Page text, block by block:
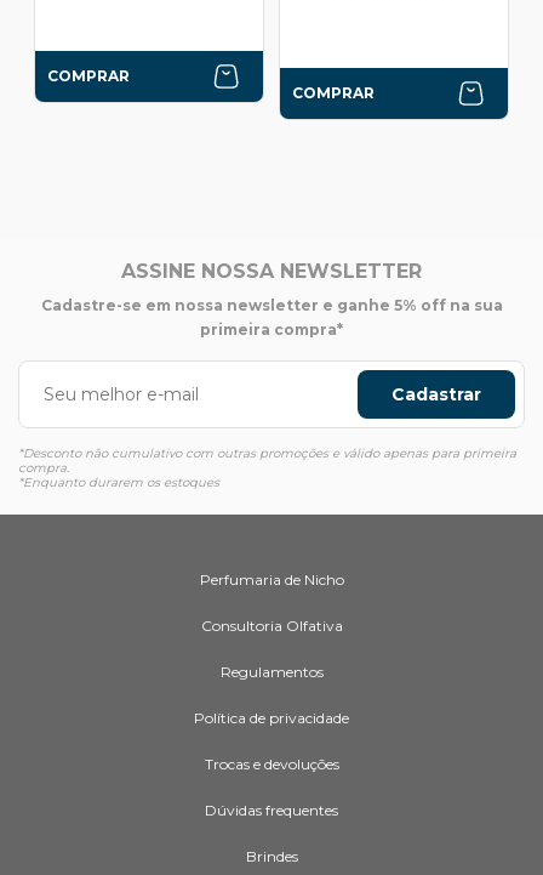
COMPRAR
COMPRAR
ASSINE NOSSA NEWSLETTER
Cadastre-se em nossa newsletter e ganhe 5% off na sua
primeira compra*
Cadastrar
*Desconto não cumulativo com outras promoções e válido apenas para primeira
compra.
*Enquanto durarem os estoques
Perfumaria de Nicho
Consultoria Olfativa
Regulamentos
Política de privacidade
Trocas e devoluções
Dúvidas frequentes
Brindes